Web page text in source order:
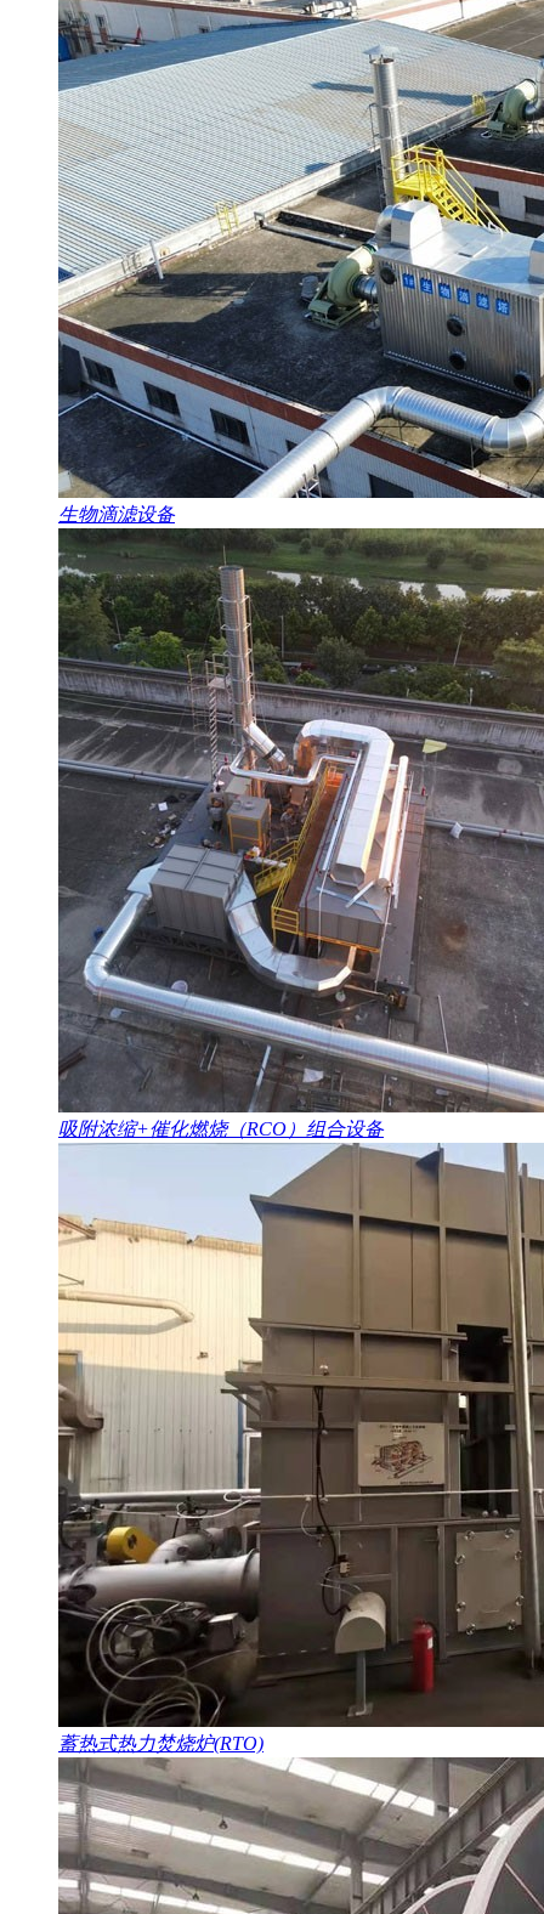
生物滴滤设备
吸附浓缩+催化燃烧（RCO）组合设备
蓄热式热力焚烧炉(RTO)